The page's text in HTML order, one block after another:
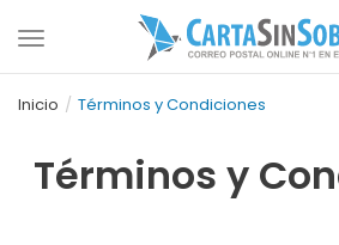
Toggle
Inicio Términos y Condiciones
Términos y